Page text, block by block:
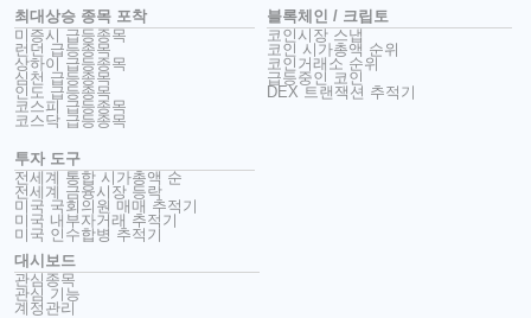
최대상승 종목 포착
미증시 급등종목
런던 급등종목
상하이 급등종목
심천 급등종목
인도 급등종목
코스피 급등종목
코스닥 급등종목
투자 도구
전세계 통합 시가총액 순
전세계 금융시장 등락
미국 국회의원 매매 추적기
미국 내부자거래 추적기
미국 인수합병 추적기
블록체인 / 크립토
코인시장 스냅
코인 시가총액 순위
코인거래소 순위
급등중인 코인
DEX 트랜잭션 추적기
대시보드
관심종목
관심 기능
계정관리